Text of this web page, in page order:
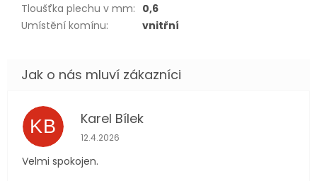
Tloušťka plechu v mm: 0,6
Umístění komínu: vnitřní
KB Karel Bílek
Hodnocení obchodu je 5 z 5 hvězdiček.
12.4.2026
Velmi spokojen.